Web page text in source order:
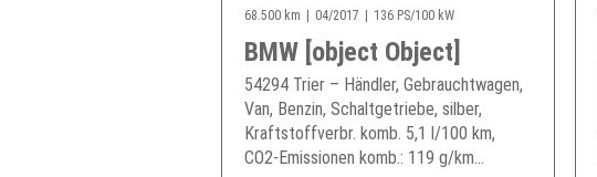
68.500 km 04/2017 136 PS/100 kW
BMW [object Object]
54294 Trier – Händler, Gebrauchtwagen,
Van, Benzin, Schaltgetriebe, silber,
Kraftstoffverbr. komb. 5,1 l/100 km,
CO2-Emissionen komb.: 119 g/km...